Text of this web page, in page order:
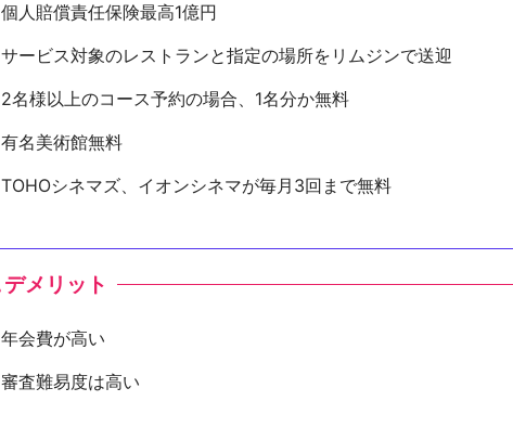
個人賠償責任保険最高1億円
サービス対象のレストランと指定の場所をリムジンで送迎
2名様以上のコース予約の場合、1名分か無料
有名美術館無料
TOHOシネマズ、イオンシネマが毎月3回まで無料
デメリット
年会費が高い
審査難易度は高い